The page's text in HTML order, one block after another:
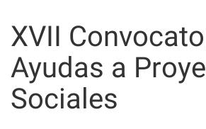
content
XVII
Ayudas a
Sociales